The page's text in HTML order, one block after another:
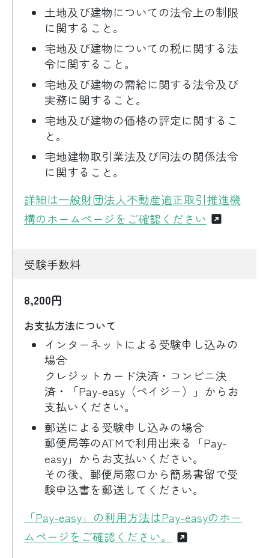
土地及び建物についての法令上の制限
に関すること。
宅地及び建物についての税に関する法
令に関すること。
宅地及び建物の需給に関する法令及び
実務に関すること。
宅地及び建物の価格の評定に関するこ
と。
宅地建物取引業法及び同法の関係法令
に関すること。
詳細は一般財団法人不動産適正取引推進機
構のホームページをご確認ください
受験手数料
8,200円
お支払方法について
インターネットによる受験申し込みの
場合
クレジットカード決済・コンビニ決
済・「Pay-easy（ペイジー）」からお
支払いください。
郵送による受験申し込みの場合
郵便局等のATMで利用出来る「Pay-
easy」からお支払いください。
その後、郵便局窓口から簡易書留で受
験申込書を郵送してください。
「Pay-easy」の利用方法はPay-easyのホー
ムページをご確認ください。